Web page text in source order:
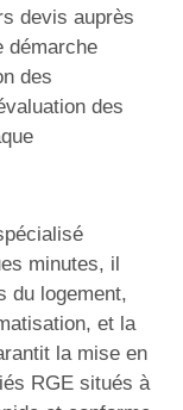
devis auprès
démarche
des
des
minutes, il
du logement,
et la
la mise en
RGE situés à